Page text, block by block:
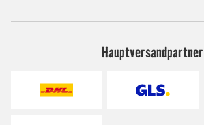
Hauptversandpartner